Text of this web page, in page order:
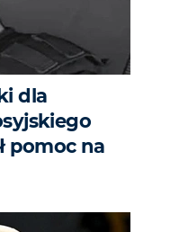
dla
pomoc na